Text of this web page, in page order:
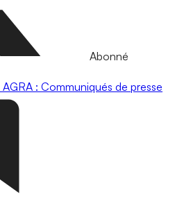
Abonné
AGRA : Communiqués de presse